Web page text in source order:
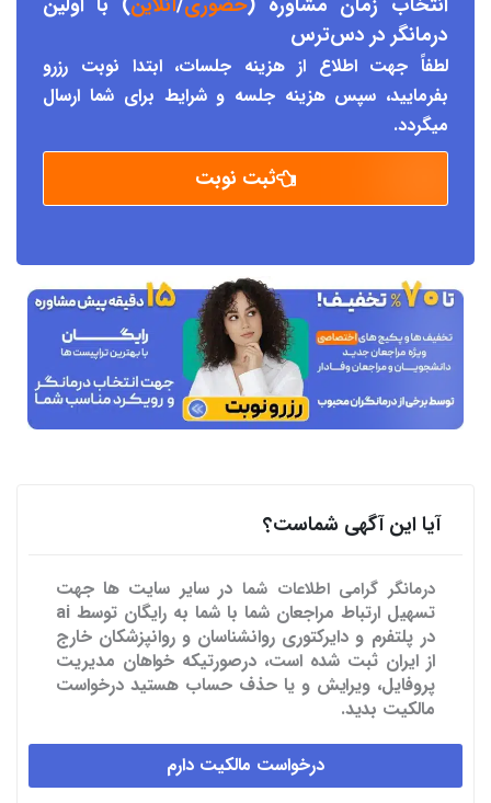
درمانگر در دسترس
لطفاً جهت اطلاع از هزینه جلسات، ابتدا نوبت رزرو
بفرمایید، سپس هزینه جلسه و شرایط برای شما ارسال
میگردد.
ثبت نوبت
آیا این آگهی شماست؟
درمانگر گرامی اطلاعات شما در سایر سایت ها جهت
تسهیل ارتباط مراجعان شما با شما به رایگان توسط ai
در پلتفرم و دایرکتوری روانشناسان و روانپزشکان خارج
از ایران ثبت شده است، درصورتیکه خواهان مدیریت
پروفایل، ویرایش و یا حذف حساب هستید درخواست
مالکیت بدید.
درخواست مالکیت دارم